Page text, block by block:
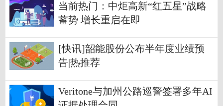
当前热门：中炬高新“红五星”战略
蓄势 增长重启在即
[快讯]韶能股份公布半年度业绩预
告|热推荐
Veritone与加州公路巡警签署多年AI